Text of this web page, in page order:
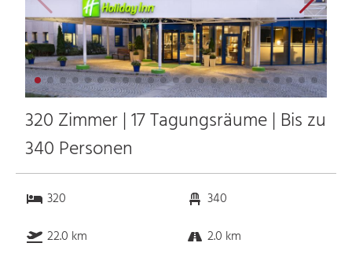
320 Zimmer | 17 Tagungsräume | Bis zu
340 Personen
320
340
22.0 km
2.0 km